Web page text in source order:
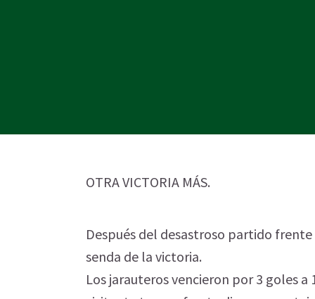
OTRA VICTORIA MÁS.
Después del desastroso partido
senda de la victoria.
Los jarauteros vencieron por 3 goles